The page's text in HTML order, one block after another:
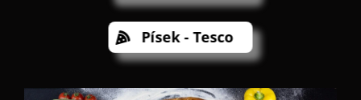
Písek - Tesco